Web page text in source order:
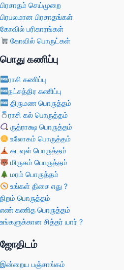
பிரசாதம் செய்முறை
பிரபலமான பிரசாதங்கள்
கோவில் பரிகாரங்கள்
கோவில் பொருட்கள்
பொது கணிப்பு
ராசி கணிப்பு
நட்சத்திர கணிப்பு
திருமண பொருத்தம்
ராசி கல் பொருத்தம்
ருத்ராக்ஷ பொருத்தம்
உலோகம் பொருத்தம்
கடவுள் பொருத்தம்
மிருகம் பொருத்தம்
மரம் பொருத்தம்
உங்கள் திசை எது ?
நிறம் பொருத்தம்
எண் கணித பொருத்தம்
உங்களுக்கான சித்தர் யார் ?
ஜோதிடம்
இன்றைய பஞ்சாங்கம்